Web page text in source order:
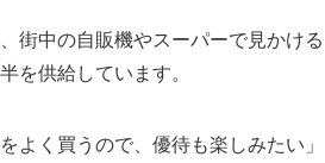
街中の自販機やスーパーで見かける
を供給しています。
よく買うので、優待も楽しみたい」